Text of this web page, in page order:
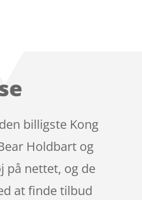
billigste Kong
Holdbart og
på nettet, og de
at finde tilbud